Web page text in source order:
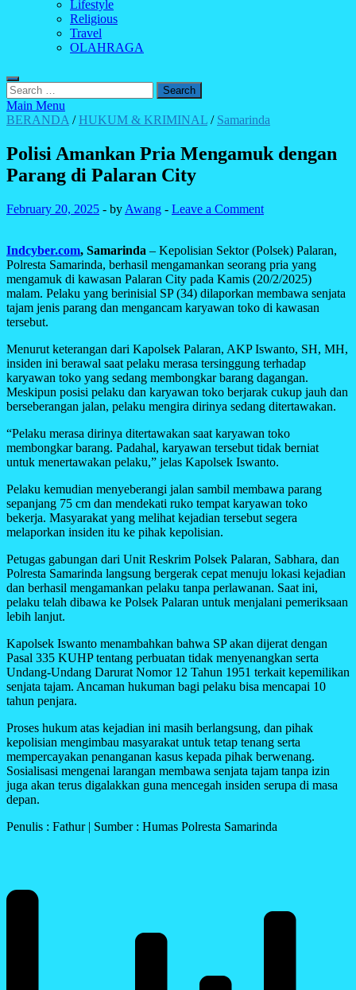
Lifestyle
Religious
Travel
OLAHRAGA
Search
for:
Main Menu
BERANDA /HUKUM & KRIMINAL / Samarinda
Polisi Amankan Pria Mengamuk dengan
Parang di Palaran City
February 20, 2025 - by Awang - Leave a Comment
Indcyber.com, Samarinda – Kepolisian Sektor (Polsek) Palaran,
Polresta Samarinda, berhasil mengamankan seorang pria yang
mengamuk di kawasan Palaran City pada Kamis (20/2/2025)
malam. Pelaku yang berinisial SP (34) dilaporkan membawa senjata
tajam jenis parang dan mengancam karyawan toko di kawasan
tersebut.
Menurut keterangan dari Kapolsek Palaran, AKP Iswanto, SH, MH,
insiden ini berawal saat pelaku merasa tersinggung terhadap
karyawan toko yang sedang membongkar barang dagangan.
Meskipun posisi pelaku dan karyawan toko berjarak cukup jauh dan
berseberangan jalan, pelaku mengira dirinya sedang ditertawakan.
“Pelaku merasa dirinya ditertawakan saat karyawan toko
membongkar barang. Padahal, karyawan tersebut tidak berniat
untuk menertawakan pelaku,” jelas Kapolsek Iswanto.
Pelaku kemudian menyeberangi jalan sambil membawa parang
sepanjang 75 cm dan mendekati ruko tempat karyawan toko
bekerja. Masyarakat yang melihat kejadian tersebut segera
melaporkan insiden itu ke pihak kepolisian.
Petugas gabungan dari Unit Reskrim Polsek Palaran, Sabhara, dan
Polresta Samarinda langsung bergerak cepat menuju lokasi kejadian
dan berhasil mengamankan pelaku tanpa perlawanan. Saat ini,
pelaku telah dibawa ke Polsek Palaran untuk menjalani pemeriksaan
lebih lanjut.
Kapolsek Iswanto menambahkan bahwa SP akan dijerat dengan
Pasal 335 KUHP tentang perbuatan tidak menyenangkan serta
Undang-Undang Darurat Nomor 12 Tahun 1951 terkait kepemilikan
senjata tajam. Ancaman hukuman bagi pelaku bisa mencapai 10
tahun penjara.
Proses hukum atas kejadian ini masih berlangsung, dan pihak
kepolisian mengimbau masyarakat untuk tetap tenang serta
mempercayakan penanganan kasus kepada pihak berwenang.
Sosialisasi mengenai larangan membawa senjata tajam tanpa izin
juga akan terus digalakkan guna mencegah insiden serupa di masa
depan.
Penulis : Fathur | Sumber : Humas Polresta Samarinda